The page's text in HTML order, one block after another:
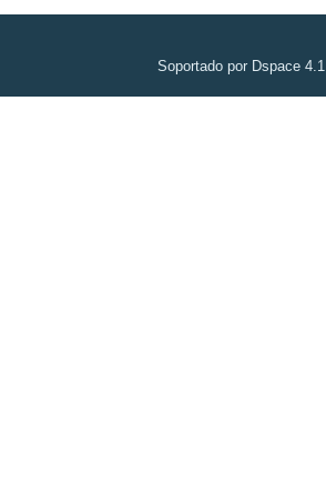
Soportado por Dspace 4.1